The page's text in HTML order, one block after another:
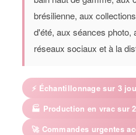
brésilienne, aux
d'été, aux séances photo,
réseaux sociaux et à la
⚡ Échantillonnage sur 3
🏭 Production en vrac sur
🚀 Commandes urgentes